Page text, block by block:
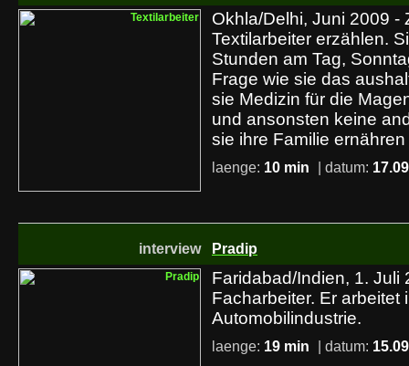
Okhla/Delhi, Juni 2009 -
Textilarbeiter erzählen.
Stunden am Tag,
Frage wie sie das
sie Medizin für die
und ansonsten keine
sie ihre Familie
laenge: 10 min | datum:
interview Pradip
Faridabad/Indien, 1. Juli
Facharbeiter. Er arbeitet
Automobilindustrie.
laenge: 19 min | datum: